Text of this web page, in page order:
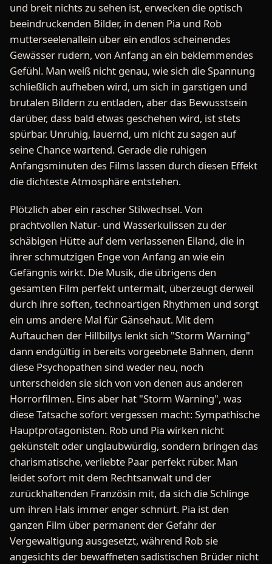
und breit nichts zu sehen ist, erwecken die optisch
beeindruckenden Bilder, in denen Pia und Rob
mutterseelenallein über ein endlos scheinendes
Gewässer rudern, von Anfang an ein beklemmendes
Gefühl. Man weiß nicht genau, wie sich die Spannung
schließlich aufheben wird, um sich in garstigen und
brutalen Bildern zu entladen, aber das Bewusstsein
darüber, dass bald etwas geschehen wird, ist stets
spürbar. Unruhig, lauernd, um nicht zu sagen auf
seine Chance wartend. Gerade die ruhigen
Anfangsminuten des Films lassen durch diesen Effekt
die dichteste Atmosphäre entstehen.
Plötzlich aber ein rascher Stilwechsel. Von
prachtvollen Natur- und Wasserkulissen zu der
schäbigen Hütte auf dem verlassenen Eiland, die in
ihrer schmutzigen Enge von Anfang an wie ein
Gefängnis wirkt. Die Musik, die übrigens den
gesamten Film perfekt untermalt, überzeugt derweil
durch ihre soften, technoartigen Rhythmen und sorgt
ein ums andere Mal für Gänsehaut. Mit dem
Auftauchen der Hillbillys lenkt sich "Storm Warning"
dann endgültig in bereits vorgeebnete Bahnen, denn
diese Psychopathen sind weder neu, noch
unterscheiden sie sich von von denen aus anderen
Horrorfilmen. Eins aber hat "Storm Warning", was
diese Tatsache sofort vergessen macht: Sympathische
Hauptprotagonisten. Rob und Pia wirken nicht
gekünstelt oder unglaubwürdig, sondern bringen das
charismatische, verliebte Paar perfekt rüber. Man
leidet sofort mit dem Rechtsanwalt und der
zurückhaltenden Französin mit, da sich die Schlinge
um ihren Hals immer enger schnürt. Pia ist den
ganzen Film über permanent der Gefahr der
Vergewaltigung ausgesetzt, während Rob sie
angesichts der bewaffneten sadistischen Brüder nicht